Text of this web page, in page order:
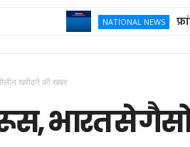
NATIONAL NEWS फ्रांस ने
खरीदने की खबर
भारत से